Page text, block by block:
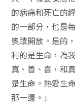
的病痛和死亡的
的一部分，也是
奧蹟開放。是的
利的是生命，為
真、善、喜，和
是生命。熱愛生
那一邊。」